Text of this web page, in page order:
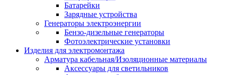
Батарейки
Зарядные устройства
Генераторы электроэнергии
Бензо-дизельные генераторы
Фотоэлектрические установки
Изделия для электромонтажа
Арматура кабельная/Изоляционные материалы
Аксессуары для светильников